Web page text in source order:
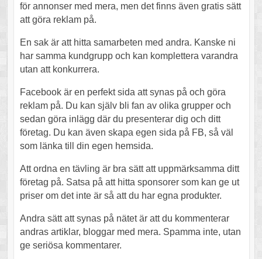
för annonser med mera, men det finns även gratis sätt
att göra reklam på.
En sak är att hitta samarbeten med andra. Kanske ni
har samma kundgrupp och kan komplettera varandra
utan att konkurrera.
Facebook är en perfekt sida att synas på och göra
reklam på. Du kan själv bli fan av olika grupper och
sedan göra inlägg där du presenterar dig och ditt
företag. Du kan även skapa egen sida på FB, så väl
som länka till din egen hemsida.
Att ordna en tävling är bra sätt att uppmärksamma ditt
företag på. Satsa på att hitta sponsorer som kan ge ut
priser om det inte är så att du har egna produkter.
Andra sätt att synas på nätet är att du kommenterar
andras artiklar, bloggar med mera. Spamma inte, utan
ge seriösa kommentarer.